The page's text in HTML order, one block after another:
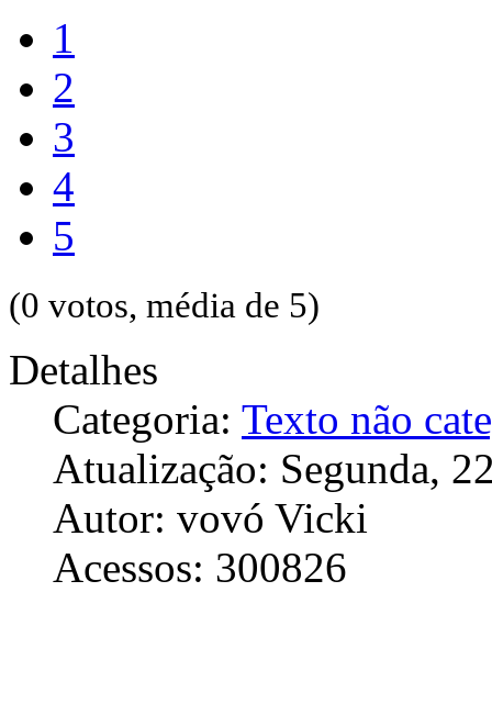
1
2
3
4
5
(0 votos, média de 5)
Detalhes
Categoria: Texto não
Atualização: Segunda,
Autor: vovó Vicki
Acessos: 300826